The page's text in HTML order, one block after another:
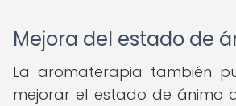
Mejora del estado de
La aromaterapia también
mejorar el estado de ánimo